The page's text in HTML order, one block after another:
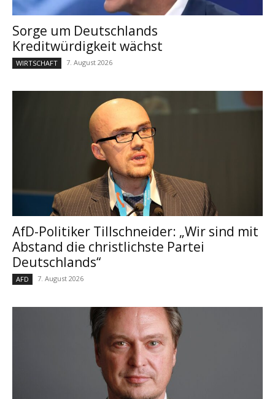
Sorge um Deutschlands
Kreditwürdigkeit wächst
WIRTSCHAFT 7. August 2026
AfD-Politiker Tillschneider: „Wir sind mit
Abstand die christlichste Partei
Deutschlands“
AFD 7. August 2026